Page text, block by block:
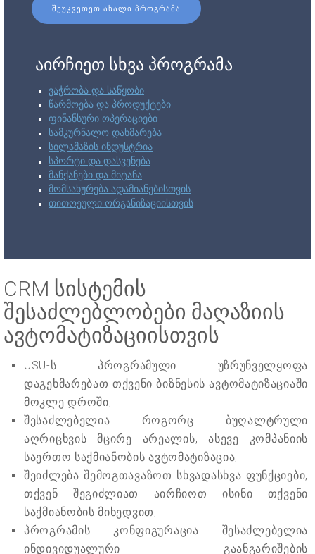
ᲨᲔᲣᲙᲕᲔᲗᲔᲗ ᲐᲮᲐᲚᲘ ᲞᲠᲝᲒᲠᲐᲛᲐ
აირჩიეთ სხვა პროგრამა
ვაჭრობა და საწყობი
წარმოება და პროდუქტები
ფინანსური ოპერაციები
სამკურნალო დახმარება
სილამაზის ინდუსტრია
სპორტი და დასვენება
მანქანები და მიტანა
მომსახურება ადამიანებისთვის
თითოეული ორგანიზაციისთვის
CRM სისტემის
შესაძლებლობები მაღაზიის
ავტომატიზაციისთვის
USU-ს პროგრამული უზრუნველყოფა
დაგეხმარებათ თქვენი ბიზნესის ავტომატიზაციაში
მოკლე დროში;
შესაძლებელია როგორც ბუღალტრული
აღრიცხვის მცირე არეალის, ასევე კომპანიის
საერთო საქმიანობის ავტომატიზაცია;
შეიძლება შემოგთავაზოთ სხვადასხვა ფუნქციები,
თქვენ შეგიძლიათ აირჩიოთ ისინი თქვენი
საქმიანობის მიხედვით;
პროგრამის კონფიგურაცია შესაძლებელია
ინდივიდუალური გაანგარიშების